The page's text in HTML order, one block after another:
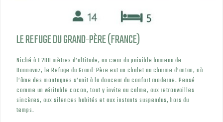
LE REFUGE DU GRAND-PÈRE (FRANCE)
Niché à 1 200 mètres d’altitude, au cœur du paisible hameau de
Bonnavaz, le Refuge du Grand-Père est un chalet au charme d’antan, où
l’âme des montagnes s’unit à la douceur du confort moderne. Pensé
comme un véritable cocon, tout y invite au calme, aux retrouvailles
sincères, aux silences habités et aux instants suspendus, hors du
temps.